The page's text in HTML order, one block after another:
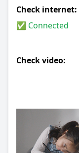
Check internet:
✅ Connected
Check video: